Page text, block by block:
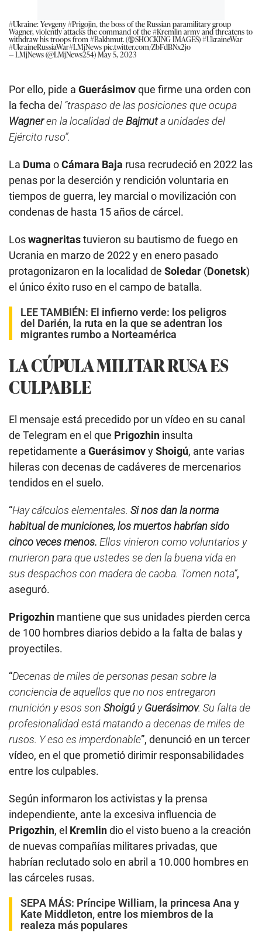
#Ukraine: Yevgeny#Prigojin, the boss of the Russian paramilitary group
Wagner, violently attacks the command of the#Kremlinarmy and threatens to
withdraw his troops from#Bakhmut. (🔞SHOCKING IMAGES)#UkraineWar
#UkraineRussiaWar#LMjNewspic.twitter.com/ZbFdBNx2jo
— LMjNews (@LMjNews254)May 5, 2023
Por ello, pide a Guerásimovque firme una orden con
la fecha del “traspaso de las posiciones que ocupa
Wagneren la localidad deBajmuta unidades del
Ejército ruso”.
La Duma oCámara Baja rusa recrudeció en 2022 las
penas por la deserción y rendición voluntaria en
tiempos de guerra, ley marcial o movilización con
condenas de hasta 15 años de cárcel.
Loswagneritastuvieron su bautismo de fuego en
Ucrania en marzo de 2022 y en enero pasado
protagonizaron en la localidad de Soledar (Donetsk)
el único éxito ruso en el campo de batalla.
LEE TAMBIÉN: El infierno verde: los peligros
del Darién, la ruta en la que se adentran los
migrantes rumbo a Norteamérica
LA CÚPULA MILITAR RUSA ES
CULPABLE
El mensaje está precedido por un vídeo en su canal
de Telegram en el que Prigozhin insulta
repetidamente a GuerásimovyShoigú, ante varias
hileras con decenas de cadáveres de mercenarios
tendidos en el suelo.
“Hay cálculos elementales. Si nos dan la norma
habitual de municiones, los muertos habrían sido
cinco veces menos. Ellos vinieron como voluntarios y
murieron para que ustedes se den la buena vida en
sus despachos con madera de caoba. Tomen nota”,
aseguró.
Prigozhin mantiene que sus unidades pierden cerca
de 100 hombres diarios debido a la falta de balas y
proyectiles.
“Decenas de miles de personas pesan sobre la
conciencia de aquellos que no nos entregaron
munición y esos son Shoigú yGuerásimov. Su falta de
profesionalidad está matando a decenas de miles de
rusos. Y eso es imperdonable”, denunció en un tercer
vídeo, en el que prometió dirimir responsabilidades
entre los culpables.
Según informaron los activistas y la prensa
independiente, ante la excesiva influencia de
Prigozhin, el Kremlindio el visto bueno a la creación
de nuevas compañías militares privadas, que
habrían reclutado solo en abril a 10.000 hombres en
las cárceles rusas.
SEPA MÁS: Príncipe William, la princesa Ana y
Kate Middleton, entre los miembros de la
realeza más populares